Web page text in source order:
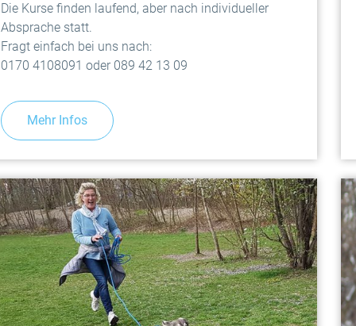
Die Kurse finden laufend, aber nach individueller
Absprache statt.
Fragt einfach bei uns nach:
0170 4108091 oder 089 42 13 09
Mehr Infos